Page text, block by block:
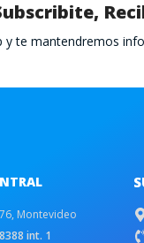
y te mantendremos
Montevideo
int. 1